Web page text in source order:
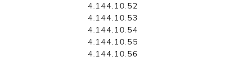
4.144.10.52
4.144.10.53
4.144.10.54
4.144.10.55
4.144.10.56